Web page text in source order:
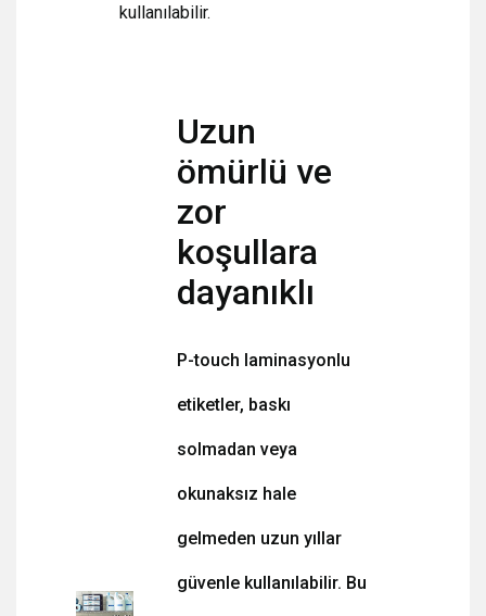
kullanılabilir.
Uzun
ömürlü ve
zor
koşullara
dayanıklı
P-touch laminasyonlu
etiketler, baskı
solmadan veya
okunaksız hale
gelmeden uzun yıllar
güvenle kullanılabilir. Bu